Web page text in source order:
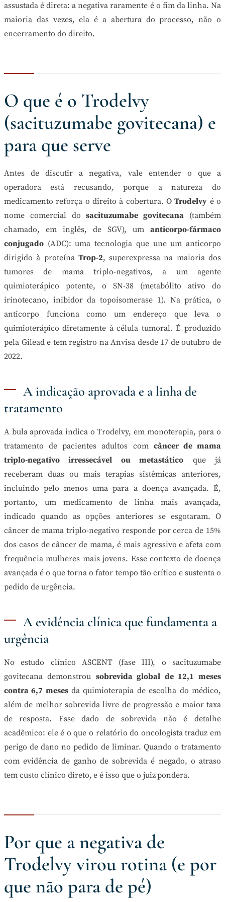
assustada é direta: a negativa raramente é o fim da linha. Na
maioria das vezes, ela é a abertura do processo, não o
encerramento do direito.
O que é o Trodelvy
(sacituzumabe govitecana) e
para que serve
Antes de discutir a negativa, vale entender o que a
operadora está recusando, porque a natureza do
medicamento reforça o direito à cobertura. OTrodelvy é o
nome comercial dosacituzumabe govitecana (também
chamado, em inglês, de SGV), um anticorpo-fármaco
conjugado (ADC): uma tecnologia que une um anticorpo
dirigido à proteína Trop-2, superexpressa na maioria dos
tumores de mama triplo-negativos, a um agente
quimioterápico potente, o SN-38 (metabólito ativo do
irinotecano, inibidor da topoisomerase 1). Na prática, o
anticorpo funciona como um endereço que leva o
quimioterápico diretamente à célula tumoral. É produzido
pela Gilead e tem registro na Anvisa desde 17 de outubro de
2022.
A indicação aprovada e a linha de
tratamento
A bula aprovada indica o Trodelvy, em monoterapia, para o
tratamento de pacientes adultos com câncer de mama
triplo-negativo irressecável ou metastático que já
receberam duas ou mais terapias sistêmicas anteriores,
incluindo pelo menos uma para a doença avançada. É,
portanto, um medicamento de linha mais avançada,
indicado quando as opções anteriores se esgotaram. O
câncer de mama triplo-negativo responde por cerca de 15%
dos casos de câncer de mama, é mais agressivo e afeta com
frequência mulheres mais jovens. Esse contexto de doença
avançada é o que torna o fator tempo tão crítico e sustenta o
pedido de urgência.
A evidência clínica que fundamenta a
urgência
No estudo clínico ASCENT (fase III), o sacituzumabe
govitecana demonstrou sobrevida global de 12,1 meses
contra 6,7 mesesda quimioterapia de escolha do médico,
além de melhor sobrevida livre de progressão e maior taxa
de resposta. Esse dado de sobrevida não é detalhe
acadêmico: ele é o que o relatório do oncologista traduz em
perigo de dano no pedido de liminar. Quando o tratamento
com evidência de ganho de sobrevida é negado, o atraso
tem custo clínico direto, e é isso que o juiz pondera.
Por que a negativa de
Trodelvy virou rotina (e por
que não para de pé)